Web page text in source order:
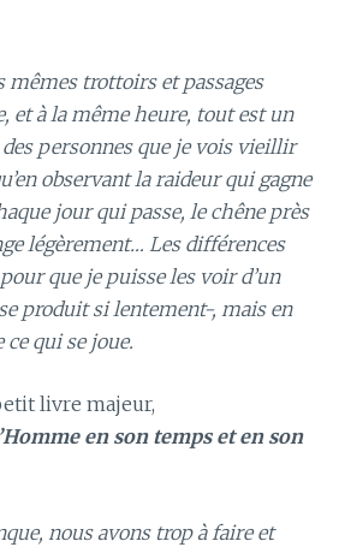
mêmes trottoirs et passages
et à la même heure, tout est un
personnes que je vois vieillir
observant la raideur qui gagne
jour qui passe, le chêne près
légèrement… Les différences
que je puisse les voir d’un
produit si lentement-, mais en
qui se joue.
livre majeur,
en son temps et en son
nous avons trop à faire et